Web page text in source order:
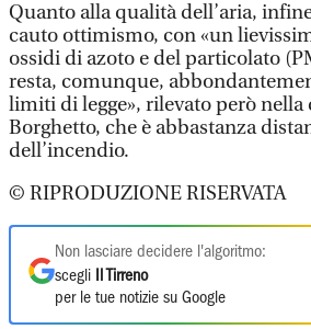
Quanto alla qualità dell’aria,
cauto ottimismo, con «un
ossidi di azoto e del particolato
resta, comunque,
limiti di legge», rilevato però nella
Borghetto, che è abbastanza
dell’incendio.
© RIPRODUZIONE RISERVATA
Non lasciare decidere l'algoritmo:
scegli
Il Tirreno
per le tue notizie su Google